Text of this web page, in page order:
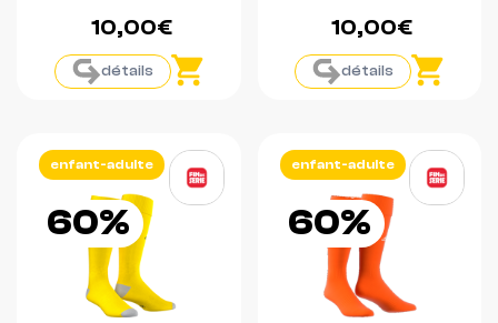
10,00€
détails
10,00€
détails
enfant-adulte
60%
enfant-adulte
60%